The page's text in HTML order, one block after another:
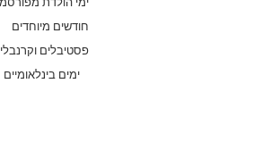
חודשים מיוחדים
פסטיבלים
ימים בינלאומיים